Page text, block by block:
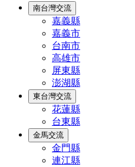
南台灣交流
嘉義縣
嘉義市
台南市
高雄市
屏東縣
澎湖縣
東台灣交流
花蓮縣
台東縣
金馬交流
金門縣
連江縣